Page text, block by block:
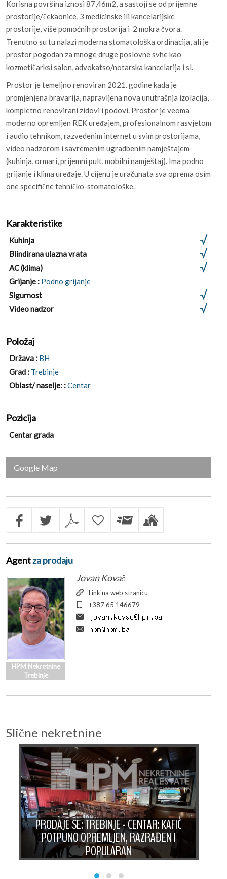
Korisna površina iznosi 87,46m2, a sastoji se od prijemne
prostorije/čekaonice, 3 medicinske ili kancelarijske
prostorije, više pomoćnih prostorija i 2 mokra čvora.
Trenutno su tu nalazi moderna stomatološka ordinacija, ali je
prostor pogodan za mnoge druge poslovne svhe kao
kozmetičarksi salon, advokatso/notarska kancelarija i sl.
Prostor je temeljno renoviran 2021. godine kada je
promjenjena bravarija, napravljena nova unutrašnja izolacija,
kompletno renovirani zidovi i podovi. Prostor je veoma
moderno opremljen REK uređajem, profesionalnom rasvjetom
i audio tehnikom, razvedenim internet u svim prostorijama,
video nadzorom i savremenim ugradbenim namještajem
(kuhinja, ormari, prijemni pult, mobilni namještaj). Ima podno
grijanje i klima uređaje. U cijenu je uračunata sva oprema osim
one specifične tehničko-stomatološke.
Karakteristike
Kuhinja
Blindirana ulazna vrata
AC (klima)
Grijanje : Podno grijanje
Sigurnost
Video nadzor
Položaj
Država : BH
Grad : Trebinje
Oblast/ naselje: :Centar
Pozicija
Centar grada
Google Map
Agentza prodaju
HPM Nekretnine
Trebinje
Jovan Kovač
Link na web stranicu
+387 65 146679
Slične nekretnine
PRODAJE SE: TREBINJE - CENTAR: KAFIĆ
POTPUNO OPREMLJEN, RAZRAĐEN I
POPULARAN